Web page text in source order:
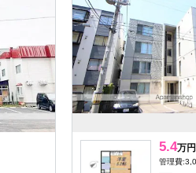
5.4万円
管理費